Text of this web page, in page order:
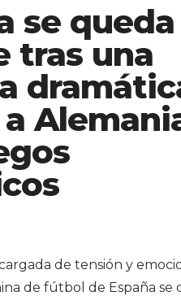
se
tras una
de tensión y
de fútbol de España se